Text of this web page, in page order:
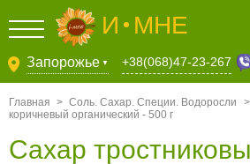
И МНЕ
Запорожье ▼ +38(068)47-23-267
Главная > Соль. Сахар. Специи. Водоросли >
коричневый органический - 500 г
Сахар